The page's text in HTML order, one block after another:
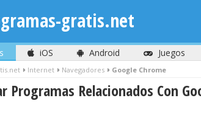
gratis.net
iOS Android Juegos
Internet Navegadores Google Chrome
Programas Relacionados Con